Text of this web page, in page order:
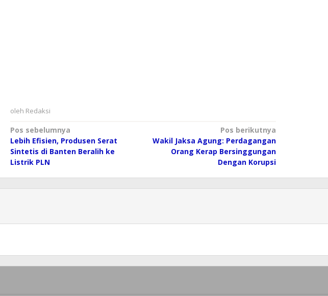
oleh Redaksi
Navigasi
pos
Pos sebelumnya
Lebih Efisien, Produsen Serat
Sintetis di Banten Beralih ke
Listrik PLN
Pos berikutnya
Wakil Jaksa Agung: Perdagangan
Orang Kerap Bersinggungan
Dengan Korupsi